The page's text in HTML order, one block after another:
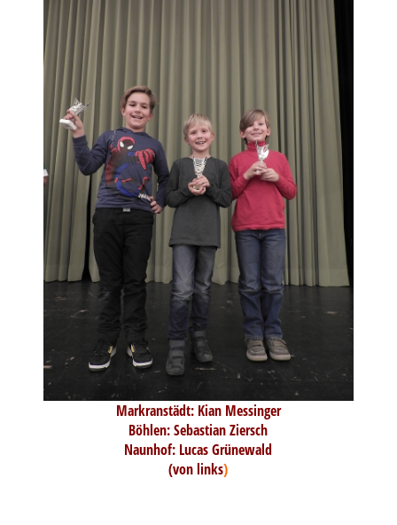
Markranstädt: Kian Messinger
Böhlen: Sebastian Ziersch
Naunhof: Lucas Grünewald
(von links)